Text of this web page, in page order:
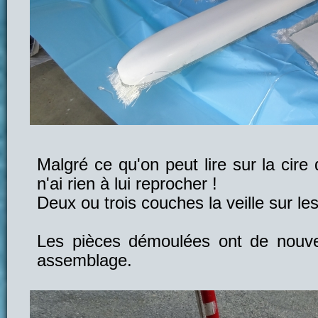
Malgré ce qu'on peut lire sur la cire
n'ai rien à lui reprocher !
Deux ou trois couches la veille sur
Les pièces démoulées ont de
assemblage.